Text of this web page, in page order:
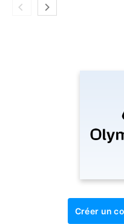
Créer un